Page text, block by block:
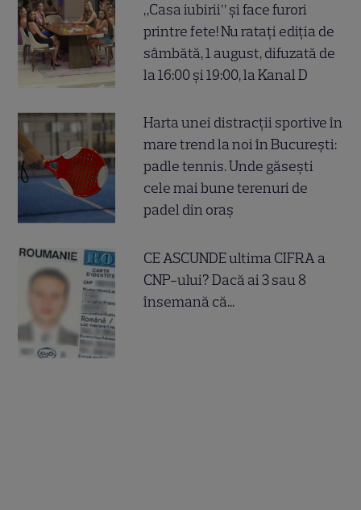
„Casa iubirii” și face furori
printre fete! Nu ratați ediția de
sâmbătă, 1 august, difuzată de
la 16:00 și 19:00, la Kanal D
Harta unei distracții sportive în
mare trend la noi în București:
padle tennis. Unde găsești
cele mai bune terenuri de
padel din oraș
CE ASCUNDE ultima CIFRA a
CNP-ului? Dacă ai 3 sau 8
însemană că...